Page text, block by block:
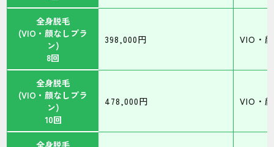
全身脱毛
(VIO・顔なしプラ
ン)
8回
398,000円 VIO・
全身脱毛
(VIO・顔なしプラ
ン)
10回
478,000円 VIO・
全身脱毛